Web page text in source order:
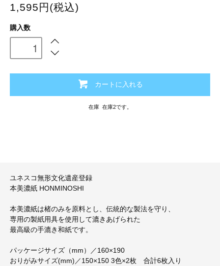
1,595円(税込)
購入数
カートに入れる
在庫 在庫2です。
ユネスコ無形文化遺産登録
本美濃紙 HONMINOSHI
本美濃紙は楮のみを原料とし、伝統的な製法を守り、
専用の製紙用具を使用して漉きあげられた
最高級の手漉き和紙です。
パッケージサイズ（mm）／160×190
おりがみサイズ(mm)／150×150 3色×2枚 合計6枚入り